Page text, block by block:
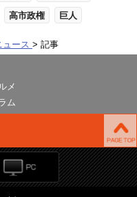
高市政権 巨人
ュース 記事
メ
ム